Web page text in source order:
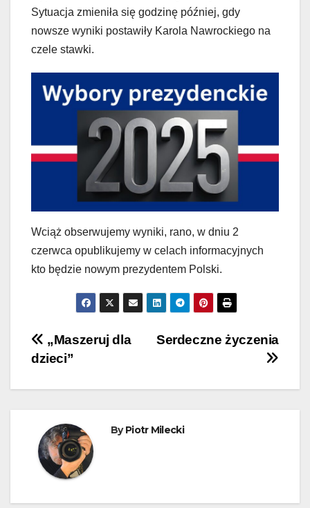
Sytuacja zmieniła się godzinę później, gdy
nowsze wyniki postawiły Karola Nawrockiego na
czele stawki.
Wciąż obserwujemy wyniki, rano, w dniu 2
czerwca opublikujemy w celach informacyjnych
kto będzie nowym prezydentem Polski.
Nawigacja
Serdeczne życzenia
„Maszeruj dla
dzieci”
ByPiotr Milecki